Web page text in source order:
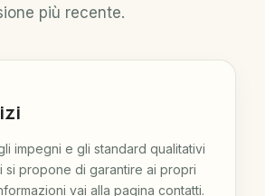
più recente.
impegni e gli standard qualitativi
si propone di garantire ai propri
vai alla pagina contatti.